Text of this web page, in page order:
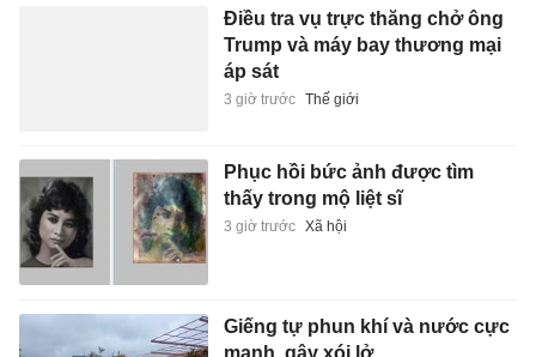
Điều tra vụ trực thăng chở ông
Trump và máy bay thương mại
áp sát
3 giờ trước Thế giới
Phục hồi bức ảnh được tìm
thấy trong mộ liệt sĩ
3 giờ trước Xã hội
Giếng tự phun khí và nước cực
mạnh, gây xói lở